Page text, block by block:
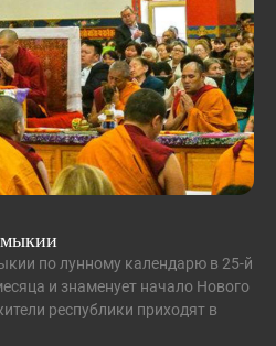
по лунному календарю в 25-й
и знаменует начало Нового
республики приходят в